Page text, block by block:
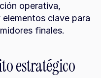
operativa,
clave para
finales.
estratégico